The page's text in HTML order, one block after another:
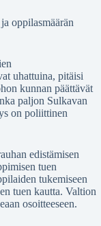
oppilasmäärän
uhattuina, pitäisi
kunnan päättävät
paljon Sulkavan
on poliittinen
edistämisen
tuen
tukemiseen
tuen kautta. Valtion
osoitteeseen.